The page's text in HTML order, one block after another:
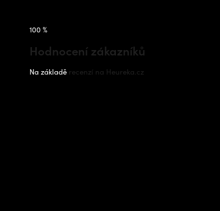
100 %
Hodnocení zákazníků
Na základě recenzí na Heureka.cz